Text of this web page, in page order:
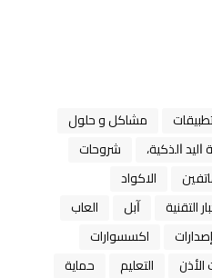
مشاكل و حلول
ﺍﻟﺬﻛﻴﺔ،
شروحات
الاكواد
التقنية ﺁﺑﻞ
العاب
اكسسوارات
التعليم
حماية